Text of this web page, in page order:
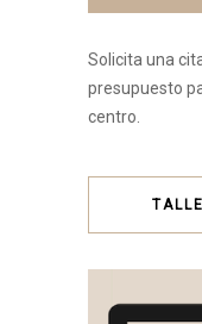
Solicita una
presupuesto
centro.